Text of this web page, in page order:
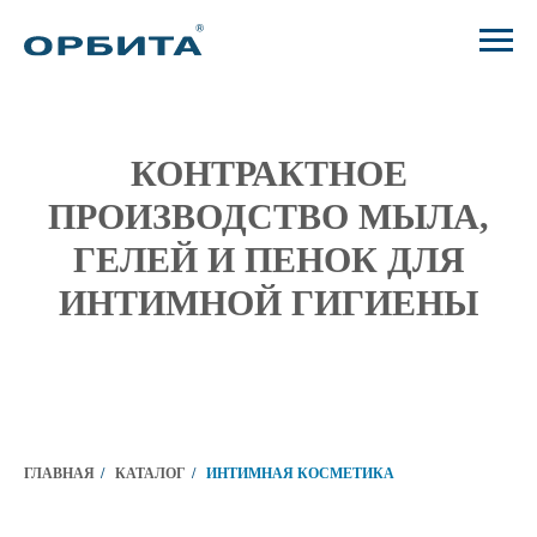
КОНТРАКТНОЕ
ПРОИЗВОДСТВО МЫЛА,
ГЕЛЕЙ И ПЕНОК ДЛЯ
ИНТИМНОЙ ГИГИЕНЫ
ГЛАВНАЯ / КАТАЛОГ / ИНТИМНАЯ КОСМЕТИКА